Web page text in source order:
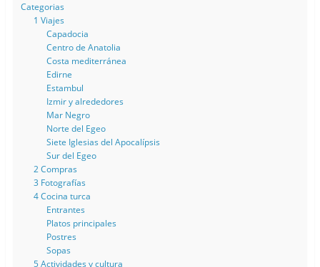
Categorias
1 Viajes
Capadocia
Centro de Anatolia
Costa mediterránea
Edirne
Estambul
Izmir y alrededores
Mar Negro
Norte del Egeo
Siete Iglesias del Apocalípsis
Sur del Egeo
2 Compras
3 Fotografías
4 Cocina turca
Entrantes
Platos principales
Postres
Sopas
5 Actividades y cultura